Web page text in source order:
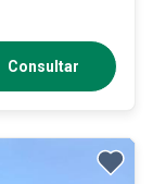
Consultar